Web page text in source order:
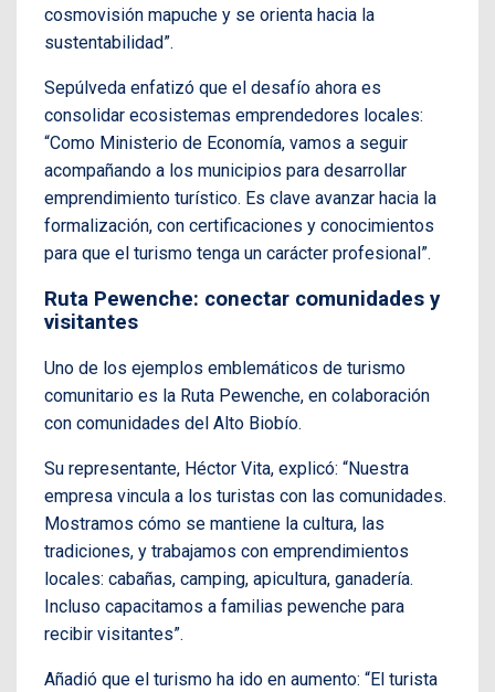
cosmovisión mapuche y se orienta hacia la
sustentabilidad”.
Sepúlveda enfatizó que el desafío ahora es
consolidar ecosistemas emprendedores locales:
“Como Ministerio de Economía, vamos a seguir
acompañando a los municipios para desarrollar
emprendimiento turístico. Es clave avanzar hacia la
formalización, con certificaciones y conocimientos
para que el turismo tenga un carácter profesional”.
Ruta Pewenche: conectar comunidades y
visitantes
Uno de los ejemplos emblemáticos de turismo
comunitario es la Ruta Pewenche, en colaboración
con comunidades del Alto Biobío.
Su representante, Héctor Vita, explicó: “Nuestra
empresa vincula a los turistas con las comunidades.
Mostramos cómo se mantiene la cultura, las
tradiciones, y trabajamos con emprendimientos
locales: cabañas, camping, apicultura, ganadería.
Incluso capacitamos a familias pewenche para
recibir visitantes”.
Añadió que el turismo ha ido en aumento: “El turista